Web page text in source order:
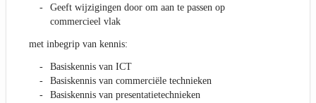
Geeft wijzigingen door om aan te passen op
commercieel vlak
met inbegrip van kennis:
Basiskennis van ICT
Basiskennis van commerciële technieken
Basiskennis van presentatietechnieken